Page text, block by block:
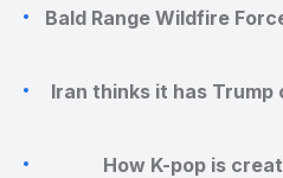
Bald Range Wildfire
Iran thinks it has
How K-pop is